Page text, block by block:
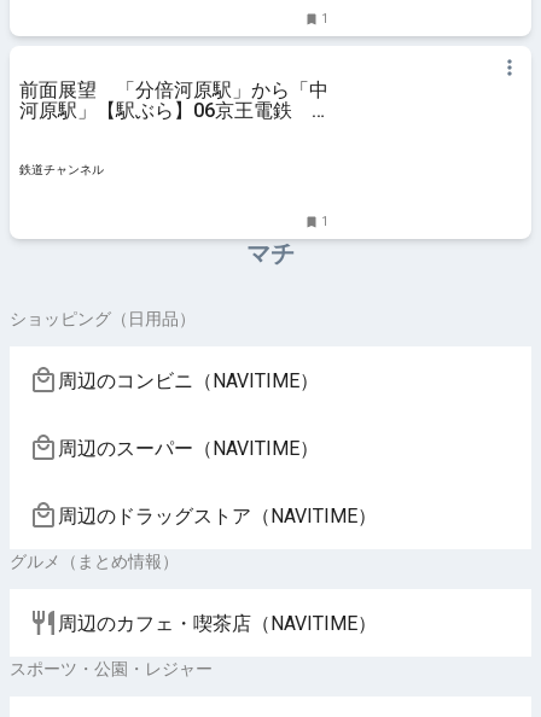
1
前面展望 「分倍河原駅」から「中
河原駅」【駅ぶら】06京王電鉄
鉄道チャンネル
1
マチ
ショッピング（日用品）
周辺のコンビニ（NAVITIME）
周辺のスーパー（NAVITIME）
周辺のドラッグストア（NAVITIME）
グルメ（まとめ情報）
周辺のカフェ・喫茶店（NAVITIME）
スポーツ・公園・レジャー